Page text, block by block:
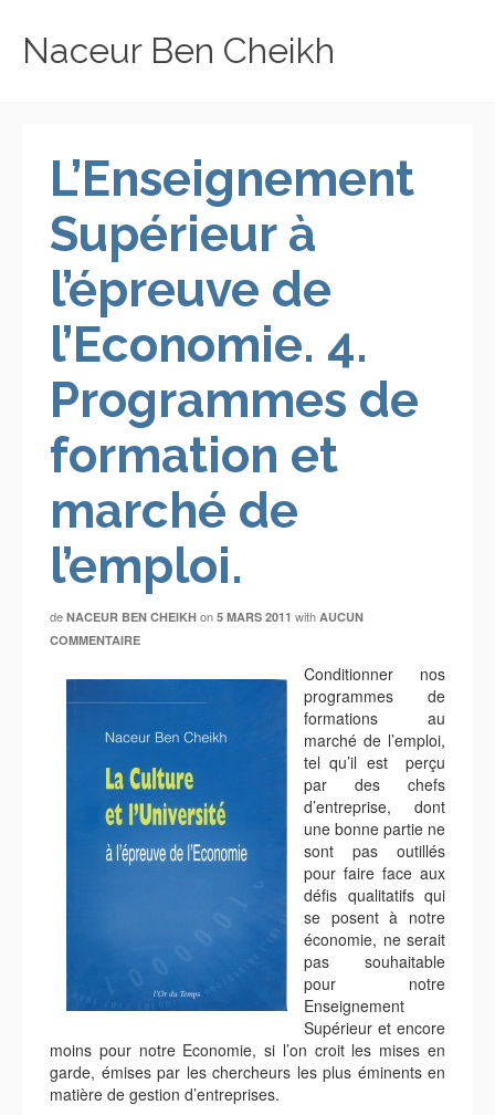
Naceur Ben Cheikh
L’Enseignement
Supérieur à
l’épreuve de
l’Economie. 4.
Programmes de
formation et
marché de
l’emploi.
de NACEUR BEN CHEIKH on 5 MARS 2011 with AUCUN
COMMENTAIRE
Conditionner nos
programmes de
formations au
marché de l’emploi,
tel qu’il est perçu
par des chefs
d’entreprise, dont
une bonne partie ne
sont pas outillés
pour faire face aux
défis qualitatifs qui
se posent à notre
économie, ne serait
pas souhaitable
pour notre
Enseignement
Supérieur et encore
moins pour notre Economie, si l’on croit les mises en
garde, émises par les chercheurs les plus éminents en
matière de gestion d’entreprises.